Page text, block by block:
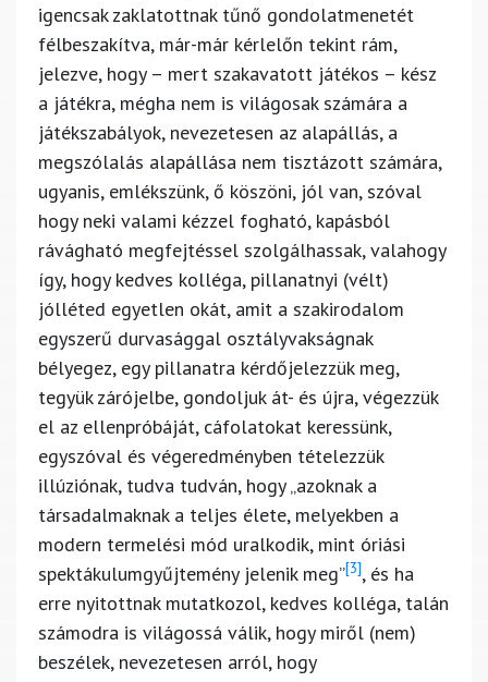
igencsak zaklatottnak tűnő gondolatmenetét
félbeszakítva, már-már kérlelőn tekint rám,
jelezve, hogy – mert szakavatott játékos – kész
a játékra, mégha nem is világosak számára a
játékszabályok, nevezetesen az alapállás, a
megszólalás alapállása nem tisztázott számára,
ugyanis, emlékszünk, ő köszöni, jól van, szóval
hogy neki valami kézzel fogható, kapásból
rávágható megfejtéssel szolgálhassak, valahogy
így, hogy kedves kolléga, pillanatnyi (vélt)
jólléted egyetlen okát, amit a szakirodalom
egyszerű durvasággal osztályvakságnak
bélyegez, egy pillanatra kérdőjelezzük meg,
tegyük zárójelbe, gondoljuk át- és újra, végezzük
el az ellenpróbáját, cáfolatokat keressünk,
egyszóval és végeredményben tételezzük
illúziónak, tudva tudván, hogy „azoknak a
társadalmaknak a teljes élete, melyekben a
modern termelési mód uralkodik, mint óriási
spektákulumgyűjtemény jelenik meg”[3], és ha
erre nyitottnak mutatkozol, kedves kolléga, talán
számodra is világossá válik, hogy miről (nem)
beszélek, nevezetesen arról, hogy